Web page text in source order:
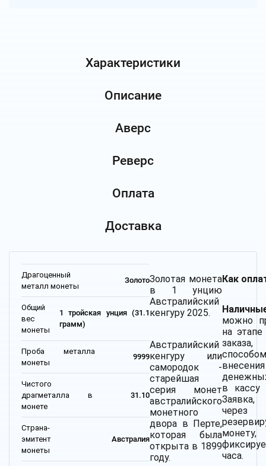
Характеристики
Описание
Аверс
Реверс
Оплата
Доставка
Драгоценный
металл монеты
Золото
Общий
вес
монеты
1 тройская унция (31.1
грамм)
Проба металла
монеты
9999
Чистого
драгметалла в
монете
31.10
Страна-
эмитент
монеты
Австралия
Золотая монета
в 1 унцию
Австралийский
кенгуру 2025.
Австралийский
кенгуру или
самородок -
старейшая
серия монет
австралийского
монетного
двора в Перте,
которая была
открыта в 1899
году.
Как
можно
на этапе
заказа,
внесения
в кассу
Заявка,
часа.